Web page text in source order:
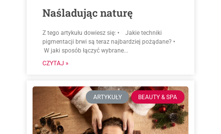
Naśladując naturę
Z tego artykułu dowiesz się: • Jakie techniki
pigmentacji brwi są teraz najbardziej pożądane? •
W jaki sposób łączyć wybrane...
CZYTAJ »
ARTYKUŁY BEAUTY & SPA